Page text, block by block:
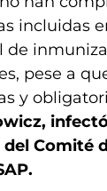
incluidas
de
pese a
y
Comité